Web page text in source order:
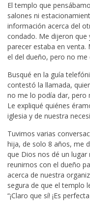
El templo que
salones ni
información acerca del
condado. Me dijeron que
parecer estaba en
el del dueño, pero no
Busqué en la guía
contestó la llamada,
no me lo podía dar, pero
Le expliqué quiénes
iglesia y de nuestra
Tuvimos varias
hija, de solo 8 años, me
que Dios nos dé un lugar
reunirnos con el dueño
acerca de nuestra
segura de que el templo
“¡Claro que sí! ¡Es